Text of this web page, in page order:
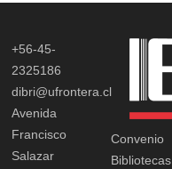
+56-45-
2325186
dibri@ufrontera.cl
Avenida
Francisco
Salazar
Convenio
Bibliotecas